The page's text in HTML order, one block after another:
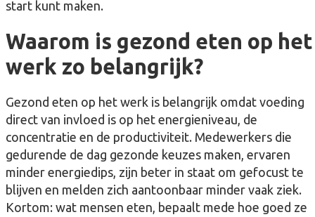
start kunt maken.
Waarom is gezond eten op het
werk zo belangrijk?
Gezond eten op het werk is belangrijk omdat voeding
direct van invloed is op het energieniveau, de
concentratie en de productiviteit. Medewerkers die
gedurende de dag gezonde keuzes maken, ervaren
minder energiedips, zijn beter in staat om gefocust te
blijven en melden zich aantoonbaar minder vaak ziek.
Kortom: wat mensen eten, bepaalt mede hoe goed ze